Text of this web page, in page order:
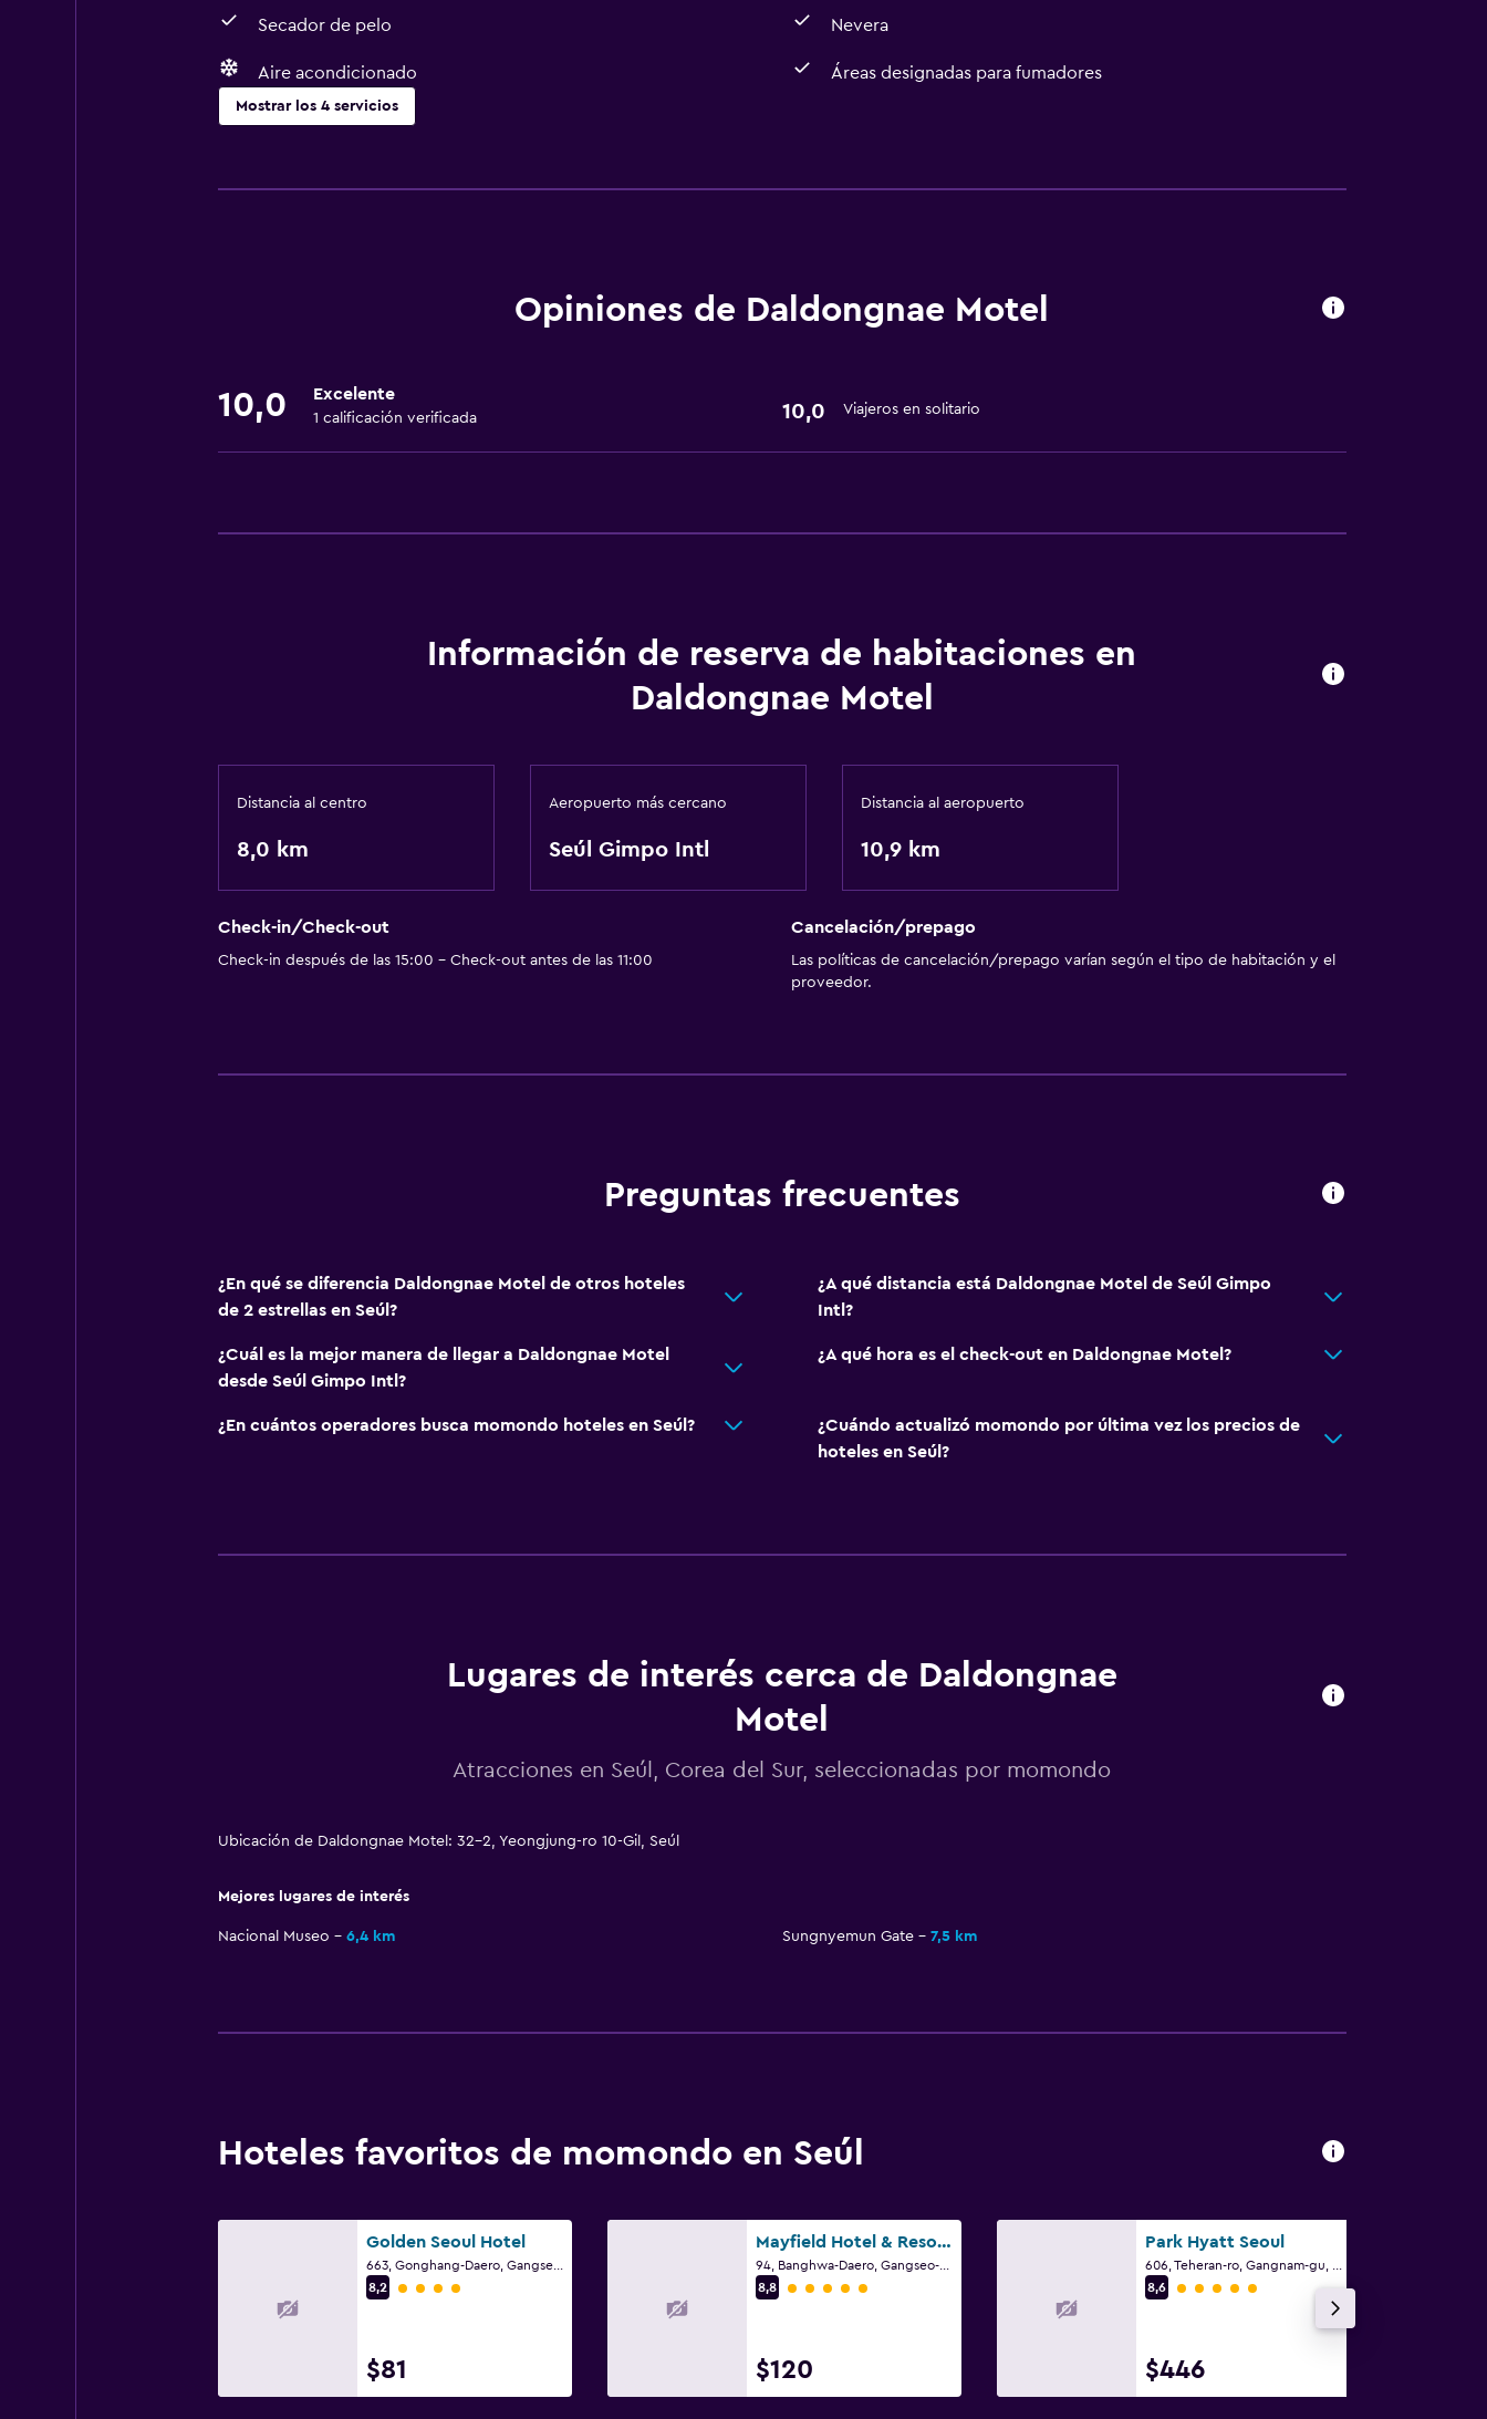
Secador de pelo Nevera
Aire acondicionado Áreas designadas para fumadores
Mostrar los 4 servicios
Áreas designadas para fumadores
Secador de pelo
Opiniones de Daldongnae Motel
10,0 Excelente
1 calificación verificada 10,0 Viajeros en solitario
Información de reserva de habitaciones en
Daldongnae Motel
Distancia al centro
8,0 km
Aeropuerto más cercano
Seúl Gimpo Intl
Distancia al aeropuerto
10,9 km
Check-in/Check-out
Check-in después de las 15:00 - Check-out antes de las 11:00
Cancelación/prepago
Las políticas de cancelación/prepago varían según el tipo de habitación y el
proveedor.
Preguntas frecuentes
¿En qué se diferencia Daldongnae Motel de otros hoteles
de 2 estrellas en Seúl?
¿A qué distancia está Daldongnae Motel de Seúl Gimpo
Intl?
¿Cuál es la mejor manera de llegar a Daldongnae Motel
desde Seúl Gimpo Intl?
¿A qué hora es el check-out en Daldongnae Motel?
¿En cuántos operadores busca momondo hoteles en Seúl?
¿Cuándo actualizó momondo por última vez los precios de
hoteles en Seúl?
Lugares de interés cerca de Daldongnae
Motel
Atracciones en Seúl, Corea del Sur, seleccionadas por momondo
Ubicación de Daldongnae Motel: 32-2, Yeongjung-ro 10-Gil, Seúl
Mejores lugares de interés
Nacional Museo 6,4 km Sungnyemun Gate 7,5 km
Hoteles favoritos de momondo en Seúl
Golden Seoul Hotel
663, Gonghang-Daero, Gangseo-gu, Seúl
8,2
Categoría 4
$81
Mayfield Hotel & Resort Seoul
94, Banghwa-Daero, Gangseo-gu, Seúl
8,8
Categoría 5
$120
Park Hyatt Seoul
8,6
Categoría 5
$446